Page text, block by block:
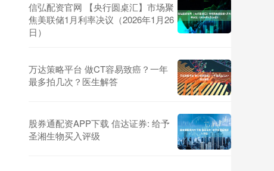
信弘配资官网 【央行圆桌汇】市场聚
焦美联储1月利率决议（2026年1月26
日）
万达策略平台 做CT容易致癌？一年
最多拍几次？医生解答
股券通配资APP下载 信达证券: 给予
圣湘生物买入评级